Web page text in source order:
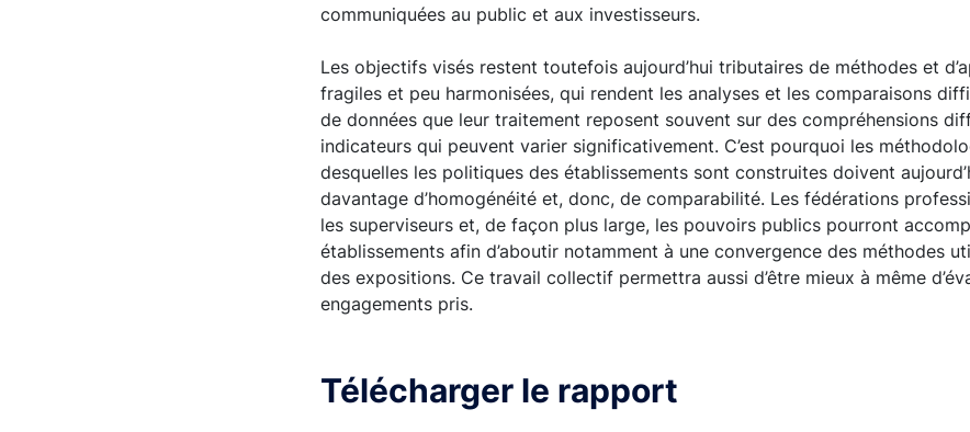
communiquées au public et aux investisseurs.
Les objectifs visés restent toutefois aujourd’hui tributaires de méthodes et
fragiles et peu harmonisées, qui rendent les analyses et les comparaisons
de données que leur traitement reposent souvent sur des compréhensions
indicateurs qui peuvent varier significativement. C’est pourquoi les
desquelles les politiques des établissements sont construites doivent
davantage d’homogénéité et, donc, de comparabilité. Les fédérations
les superviseurs et, de façon plus large, les pouvoirs publics pourront
établissements afin d’aboutir notamment à une convergence des méthodes
des expositions. Ce travail collectif permettra aussi d’être mieux à même
engagements pris.
Télécharger le rapport